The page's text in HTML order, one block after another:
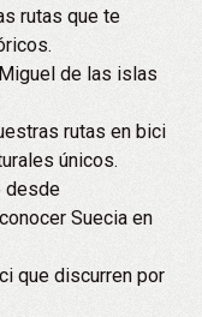
rutas que te
de las islas
rutas en bici
únicos.
desde
Suecia en
que discurren por